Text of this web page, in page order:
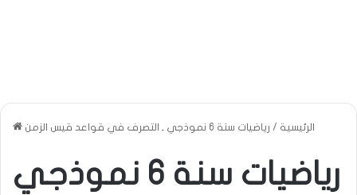
الرئيسية / رياضيات سنة 6 نموذجي ـ التصرف في قواعد قيس الزمن
رياضيات سنة 6 نموذجي